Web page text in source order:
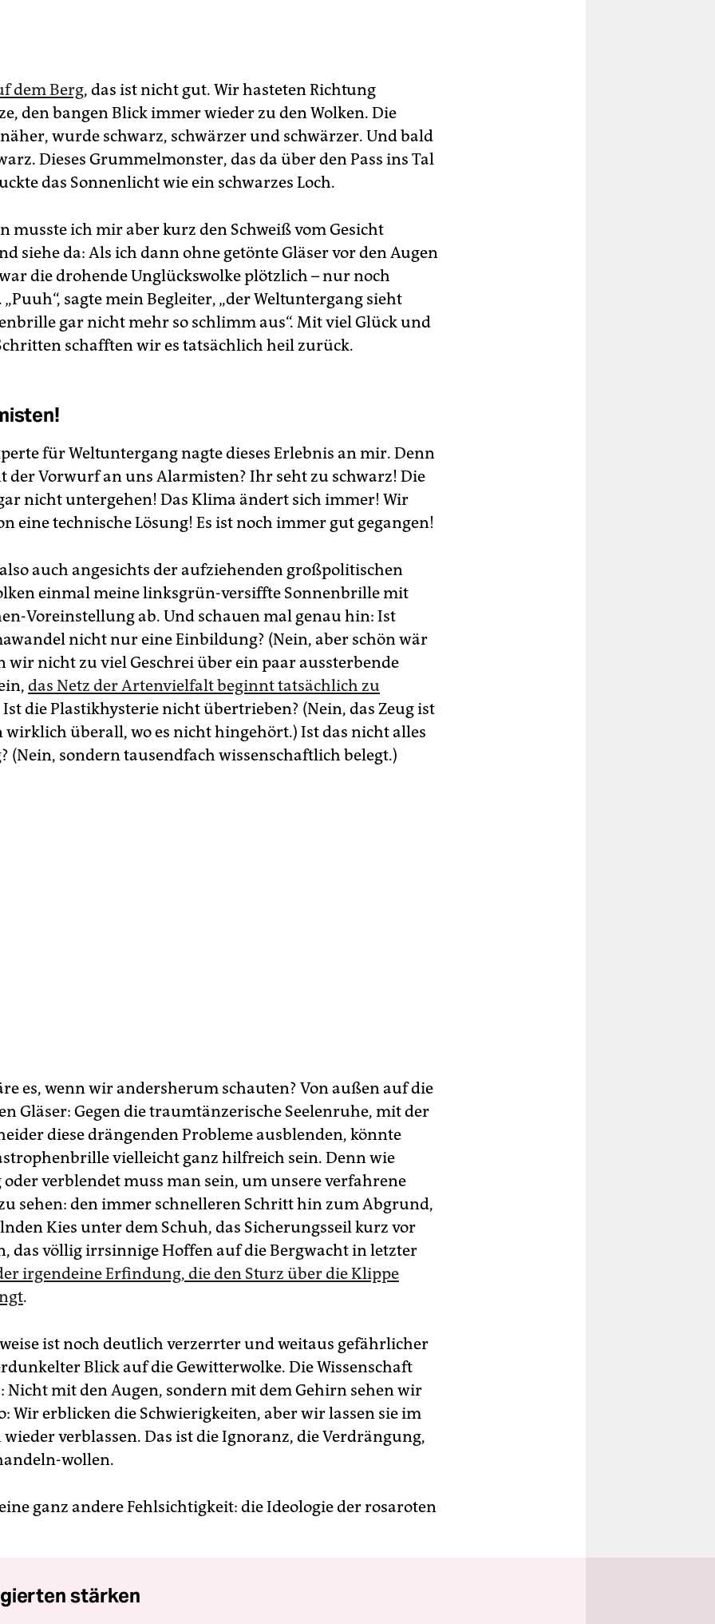
dem Berg, das ist nicht gut. Wir hasteten Richtung
den bangen Blick immer wieder zu den Wolken. Die
wurde schwarz, schwärzer und schwärzer. Und bald
Dieses Grummelmonster, das da über den Pass ins Tal
das Sonnenlicht wie ein schwarzes Loch.
musste ich mir aber kurz den Schweiß vom Gesicht
siehe da: Als ich dann ohne getönte Gläser vor den Augen
die drohende Unglückswolke plötzlich – nur noch
sagte mein Begleiter, „der Weltuntergang sieht
gar nicht mehr so schlimm aus“. Mit viel Glück und
schafften wir es tatsächlich heil zurück.
für Weltuntergang nagte dieses Erlebnis an mir. Denn
der Vorwurf an uns Alarmisten? Ihr seht zu schwarz! Die
nicht untergehen! Das Klima ändert sich immer! Wir
eine technische Lösung! Es ist noch immer gut gegangen!
auch angesichts der aufziehenden großpolitischen
einmal meine linksgrün-versiffte Sonnenbrille mit
Voreinstellung ab. Und schauen mal genau hin: Ist
nicht nur eine Einbildung? (Nein, aber schön wär
wir nicht zu viel Geschrei über ein paar aussterbende
das Netz der Artenvielfalt beginnt tatsächlich zu
Ist die Plastikhysterie nicht übertrieben? (Nein, das Zeug ist
wirklich überall, wo es nicht hingehört.) Ist das nicht alles
(Nein, sondern tausendfach wissenschaftlich belegt.)
es, wenn wir andersherum schauten? Von außen auf die
Gläser: Gegen die traumtänzerische Seelenruhe, mit der
diese drängenden Probleme ausblenden, könnte
vielleicht ganz hilfreich sein. Denn wie
verblendet muss man sein, um unsere verfahrene
sehen: den immer schnelleren Schritt hin zum Abgrund,
Kies unter dem Schuh, das Sicherungsseil kurz vor
das völlig irrsinnige Hoffen auf die Bergwacht in letzter
irgendeine Erfindung, die den Sturz über die Klippe
.
ist noch deutlich verzerrter und weitaus gefährlicher
Blick auf die Gewitterwolke. Die Wissenschaft
Nicht mit den Augen, sondern mit dem Gehirn sehen wir
Wir erblicken die Schwierigkeiten, aber wir lassen sie im
verblassen. Das ist die Ignoranz, die Verdrängung,
wollen.
ganz andere Fehlsichtigkeit: die Ideologie der rosaroten
stärken